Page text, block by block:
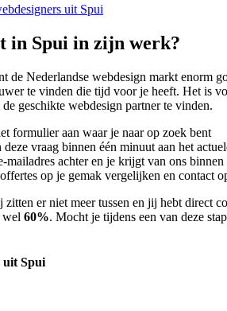
uit Spui
in Spui in zijn werk?
de Nederlandse webdesign markt enorm
te vinden die tijd voor je heeft. Het is
geschikte webdesign partner te vinden.
formulier aan waar je naar op zoek bent
vraag binnen één minuut aan het
mailadres achter en je krijgt van ons
op je gemak vergelijken en contact
er niet meer tussen en jij hebt direct
wel 60%. Mocht je tijdens een van deze
uit Spui